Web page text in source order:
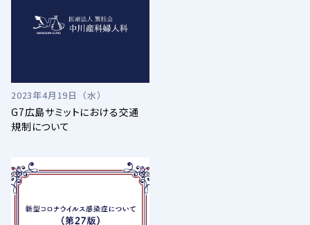
2023年4月19日（水）
G7広島サミットにおける交通
規制について